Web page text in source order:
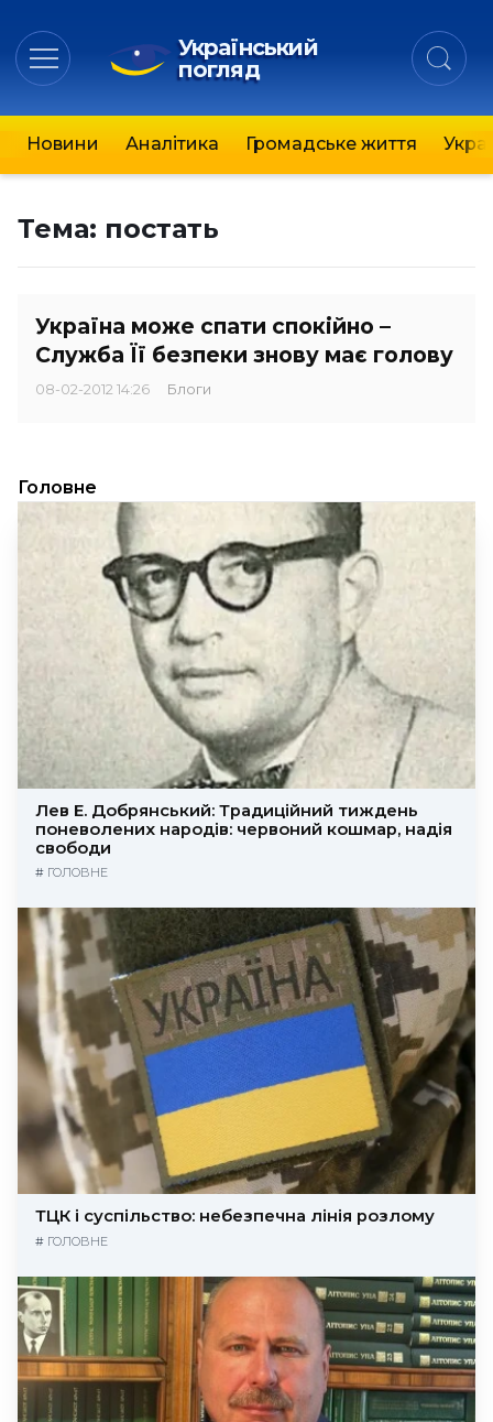
Український
погляд
Новини Аналітика Громадське життя
Тема: постать
Україна може спати спокійно –
Служба Її безпеки знову має голову
08-02-2012 14:26 Блоги
Головне
Лев Е. Добрянський: Традиційний тиждень
поневолених народів: червоний кошмар, надія
свободи
# ГОЛОВНЕ
ТЦК і суспільство: небезпечна лінія розлому
# ГОЛОВНЕ